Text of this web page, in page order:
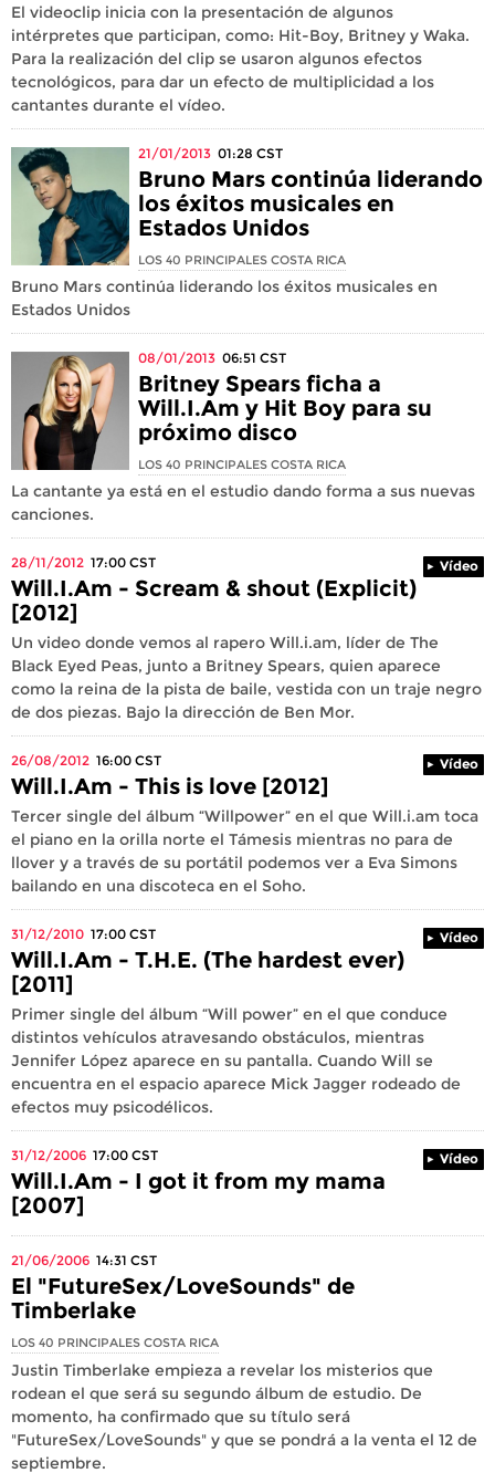
El videoclip inicia con la presentación de algunos
intérpretes que participan, como: Hit-Boy, Britney y Waka.
Para la realización del clip se usaron algunos efectos
tecnológicos, para dar un efecto de multiplicidad a los
cantantes durante el vídeo.
21/01/2013 01:28 CST
Bruno Mars continúa liderando
los éxitos musicales en
Estados Unidos
LOS 40 PRINCIPALES COSTA RICA
Bruno Mars continúa liderando los éxitos musicales en
Estados Unidos
08/01/2013 06:51 CST
Britney Spears ficha a
Will.I.Am y Hit Boy para su
próximo disco
LOS 40 PRINCIPALES COSTA RICA
La cantante ya está en el estudio dando forma a sus nuevas
canciones.
28/11/2012 17:00 CST Vídeo
Will.I.Am - Scream & shout (Explicit)
[2012]
Un video donde vemos al rapero Will.i.am, líder de The
Black Eyed Peas, junto a Britney Spears, quien aparece
como la reina de la pista de baile, vestida con un traje negro
de dos piezas. Bajo la dirección de Ben Mor.
26/08/2012 16:00 CST Vídeo
Will.I.Am - This is love [2012]
Tercer single del álbum “Willpower” en el que Will.i.am toca
el piano en la orilla norte el Támesis mientras no para de
llover y a través de su portátil podemos ver a Eva Simons
bailando en una discoteca en el Soho.
31/12/2010 17:00 CST Vídeo
Will.I.Am - T.H.E. (The hardest ever)
[2011]
Primer single del álbum “Will power” en el que conduce
distintos vehículos atravesando obstáculos, mientras
Jennifer López aparece en su pantalla. Cuando Will se
encuentra en el espacio aparece Mick Jagger rodeado de
efectos muy psicodélicos.
31/12/2006 17:00 CST Vídeo
Will.I.Am - I got it from my mama
[2007]
21/06/2006 14:31 CST
El "FutureSex/LoveSounds" de
Timberlake
LOS 40 PRINCIPALES COSTA RICA
Justin Timberlake empieza a revelar los misterios que
rodean el que será su segundo álbum de estudio. De
momento, ha confirmado que su título será
"FutureSex/LoveSounds" y que se pondrá a la venta el 12 de
septiembre.